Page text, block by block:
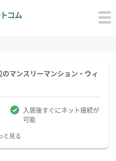
マンスリーマンション・ウィ
入居後すぐにネット接続が
可能
と見る